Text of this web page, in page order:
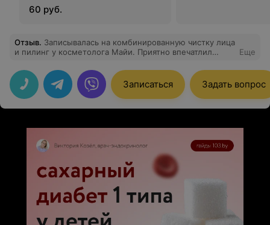
60 руб.
Отзыв. Записывалась на комбинированную чистку лица
и пилинг у косметолога Майи. Приятно впечатлил
С огромным удовольствием буду и дальше посещать.
Еще
Записаться Задать вопрос